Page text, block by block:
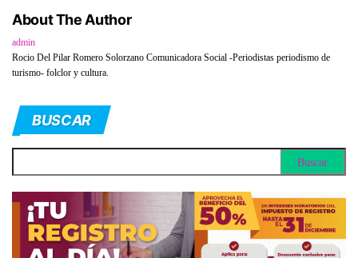
About The Author
admin
Rocio Del Pilar Romero Solorzano Comunicadora Social -Periodistas periodismo de
turismo- folclor y cultura.
BUSCAR